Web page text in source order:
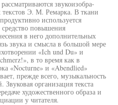
звукоизобра-
текстов Э. М. Ремарка. В ткани
используется
средство повышения
в него дополнительных
звука и смысла в большой мере
«Ich und Du» и
в то время как в
«Nocturne» и «Abendlied»
прежде всего, музыкальность
организация текста
художественного образа и
у читателя.